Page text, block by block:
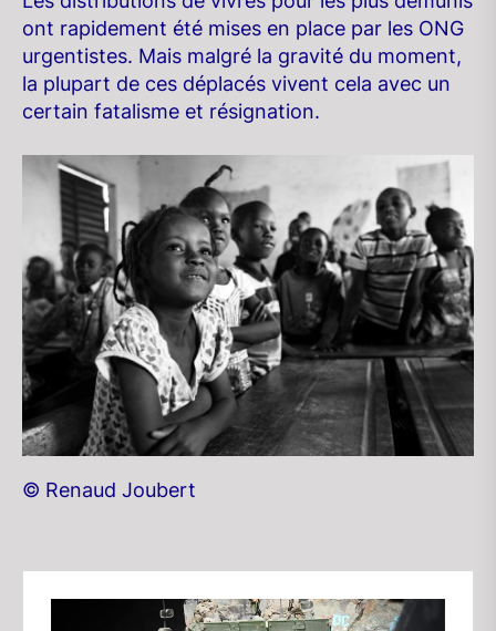
ont rapidement été mises en place par les ONG
urgentistes. Mais malgré la gravité du moment,
la plupart de ces déplacés vivent cela avec un
certain fatalisme et résignation.
© Renaud Joubert